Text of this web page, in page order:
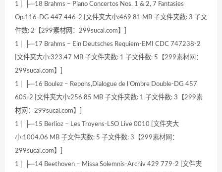
1│ ├─18 Brahms – Piano Concertos Nos. 1 & 2, 7 Fantasies
Op.116-DG 447 446-2 [文件夹大小:469.81 MB 子文件夹数: 3 子文
件数: 2【299素材网：299sucai.com】]
1│ ├─17 Brahms – Ein Deutsches Requiem-EMI CDC 747238-2
[文件夹大小:323.47 MB 子文件夹数: 1 子文件数: 5【299素材网：
299sucai.com】]
1│ ├─16 Boulez – Repons,Dialogue de l’Ombre Double-DG 457
605-2 [文件夹大小:256.85 MB 子文件夹数: 1 子文件数: 3【299素
材网：299sucai.com】]
1│ ├─15 Berlioz – Les Troyens-LSO Live 0010 [文件夹大
小:1004.06 MB 子文件夹数: 5 子文件数: 3【299素材网：
299sucai.com】]
1│ ├─14 Beethoven – Missa Solemnis-Archiv 429 779-2 [文件夹